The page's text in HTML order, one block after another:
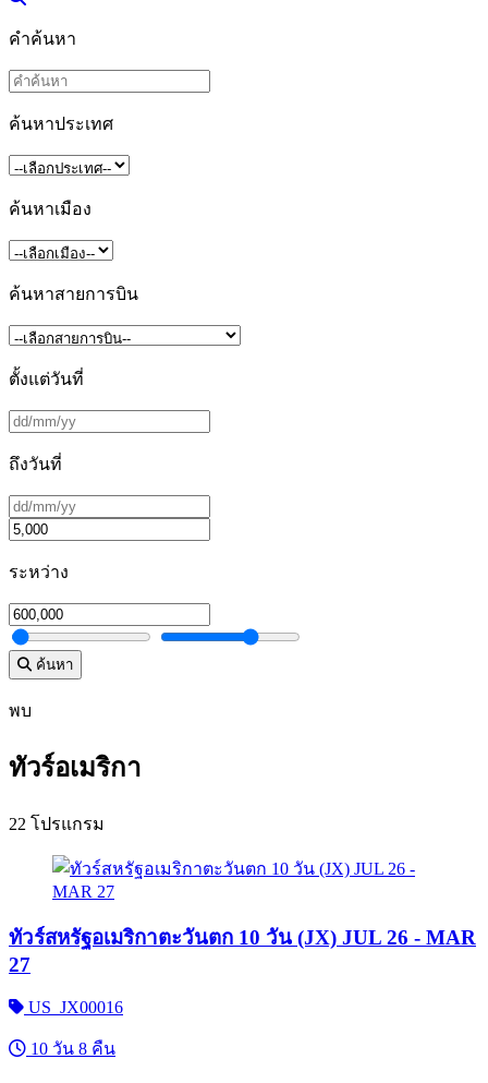
คำค้นหา
ค้นหาประเทศ
ค้นหาเมือง
ค้นหาสายการบิน
ตั้งแต่วันที่
ถึงวันที่
ระหว่าง
ค้นหา
พบ
ทัวร์อเมริกา
22 โปรแกรม
ทัวร์สหรัฐอเมริกาตะวันตก 10 วัน (JX) JUL 26 - MAR
27
US_JX00016
10 วัน 8 คืน